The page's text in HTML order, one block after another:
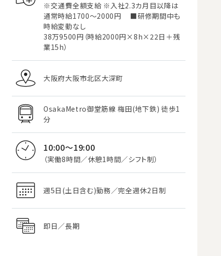
※交通費全額支給 ※入社2.3カ月目以降は
通常時給1700～2000円 ■研修期間中も
時給変動なし
38万9500円（時給2000円×8h×22日＋残
業15h）
大阪府大阪市北区大深町
OsakaMetro御堂筋線 梅田(地下鉄) 徒歩1
分
10:00～19:00
（実働8時間／休憩1時間／シフト制）
週5日(土日含む)勤務／完全週休2日制
即日／長期